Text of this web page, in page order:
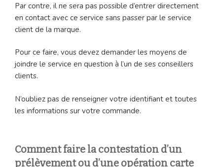
Par contre, il ne sera pas possible d’entrer directement
en contact avec ce service sans passer par le service
client de la marque.
Pour ce faire, vous devez demander les moyens de
joindre le service en question à l’un de ses conseillers
clients.
N’oubliez pas de renseigner votre identifiant et toutes
les informations sur votre commande.
Comment faire la contestation d’un
prélèvement ou d’une opération carte